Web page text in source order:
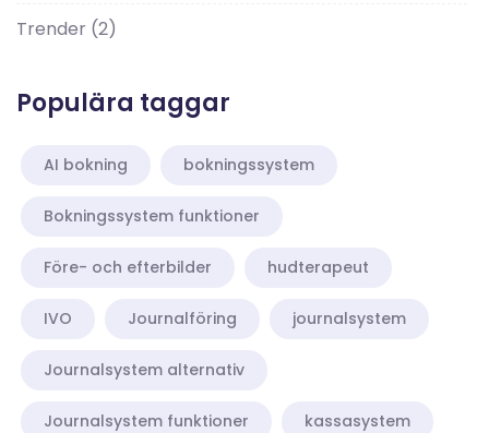
Trender (2)
Populära taggar
AI bokning bokningssystem
Bokningssystem funktioner
Före- och efterbilder hudterapeut
IVO Journalföring journalsystem
Journalsystem alternativ
Journalsystem funktioner kassasystem